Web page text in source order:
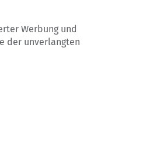
Werbung und
der unverlangten